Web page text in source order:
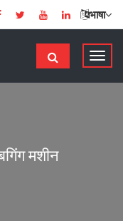
भाषा
टॉ
मशीन